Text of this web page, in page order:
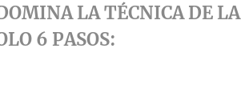
LA TÉCNICA DE LA
6 PASOS: